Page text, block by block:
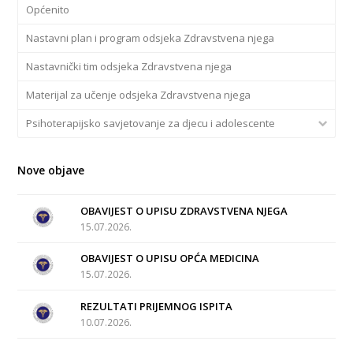
Općenito
Nastavni plan i program odsjeka Zdravstvena njega
Nastavnički tim odsjeka Zdravstvena njega
Materijal za učenje odsjeka Zdravstvena njega
Psihoterapijsko savjetovanje za djecu i adolescente
Nove objave
OBAVIJEST O UPISU ZDRAVSTVENA NJEGA
15.07.2026.
OBAVIJEST O UPISU OPĆA MEDICINA
15.07.2026.
REZULTATI PRIJEMNOG ISPITA
10.07.2026.